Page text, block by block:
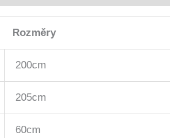
Rozměry
200cm
205cm
60cm